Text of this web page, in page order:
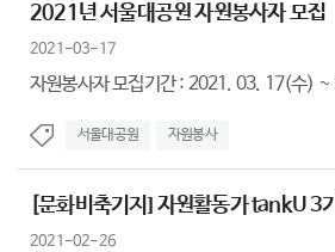
2021년 서울대공원 자원봉사자 모집
2021-03-17
자원봉사자 모집기간 : 2021. 03. 17(수)
서울대공원 자원봉사
[문화비축기지] 자원활동가 tankU 3
2021-02-26